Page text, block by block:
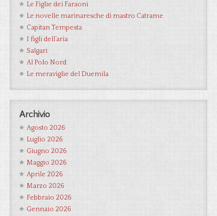
Le Figlie dei Faraoni
Le novelle marinaresche di mastro Catrame
Capitan Tempesta
I figli dell’aria
Salgari
Al Polo Nord
Le meraviglie del Duemila
Archivio
Agosto 2026
Luglio 2026
Giugno 2026
Maggio 2026
Aprile 2026
Marzo 2026
Febbraio 2026
Gennaio 2026